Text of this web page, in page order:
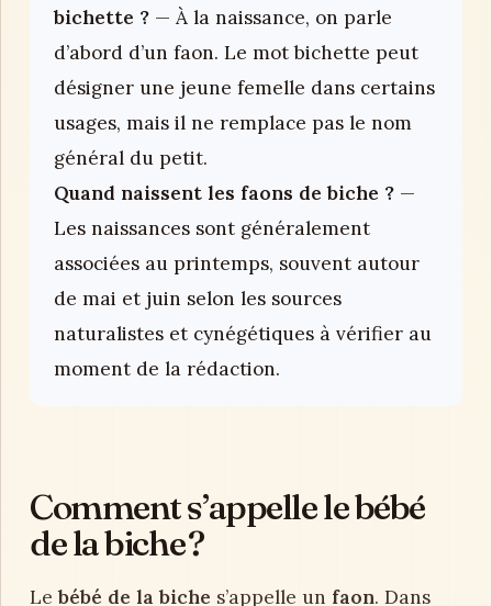
bichette ? — À la naissance, on parle
d’abord d’un faon. Le mot bichette peut
désigner une jeune femelle dans certains
usages, mais il ne remplace pas le nom
général du petit.
Quand naissent les faons de biche ? —
Les naissances sont généralement
associées au printemps, souvent autour
de mai et juin selon les sources
naturalistes et cynégétiques à vérifier au
moment de la rédaction.
Comment s’appelle le bébé
de la biche ?
Lebébé de la biche s’appelle un faon. Dans